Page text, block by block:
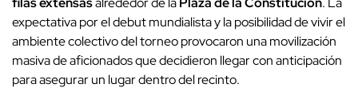
expectativa por el debut mundialista y la posibilidad de vivir el
ambiente colectivo del torneo provocaron una movilización
masiva de aficionados que decidieron llegar con anticipación
para asegurar un lugar dentro del recinto.